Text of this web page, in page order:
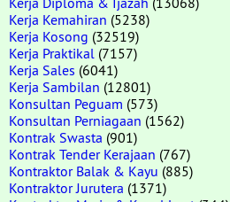
Kerja Kemahiran (5238)
Kerja Kosong (32519)
Kerja Praktikal (7157)
Kerja Sales (6041)
Kerja Sambilan (12801)
Konsultan Peguam (573)
Konsultan Perniagaan (1562)
Kontrak Swasta (901)
Kontrak Tender Kerajaan (767)
Kontraktor Balak & Kayu (885)
Kontraktor Jurutera (1371)